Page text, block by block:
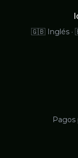
🇬🇧 Inglés ·
Pagos